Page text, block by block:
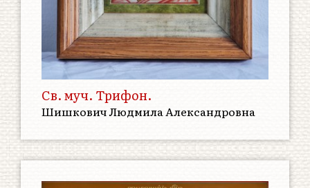
Cв. муч. Трифон.
Шишкович Людмила Александровна